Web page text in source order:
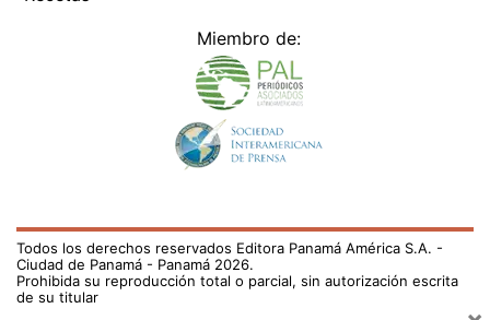
Miembro de:
Todos los derechos reservados Editora Panamá América S.A. -
Ciudad de Panamá - Panamá 2026.
Prohibida su reproducción total o parcial, sin autorización escrita
de su titular